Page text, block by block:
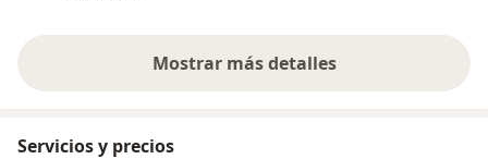
Mostrar más detalles
sobre la experiencia
Servicios y precios